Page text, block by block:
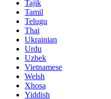
Tajik
Tamil
Telugu
Thai
Ukrainian
Urdu
Uzbek
Vietnamese
Welsh
Xhosa
Yiddish